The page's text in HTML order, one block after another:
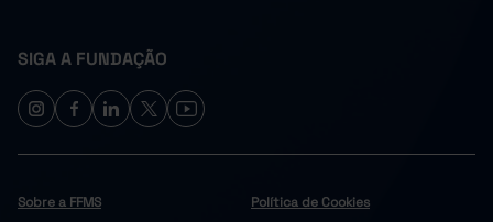
SIGA A FUNDAÇÃO
Sobre a FFMS Política de Cookies